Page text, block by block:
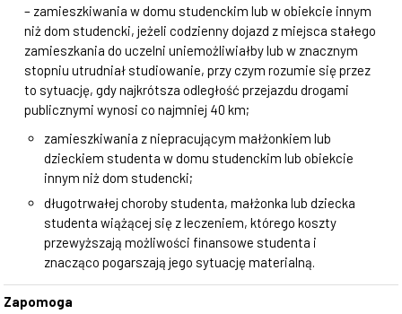
– zamieszkiwania w domu studenckim lub w obiekcie innym
niż dom studencki, jeżeli codzienny dojazd z miejsca stałego
zamieszkania do uczelni uniemożliwiałby lub w znacznym
stopniu utrudniał studiowanie, przy czym rozumie się przez
to sytuację, gdy najkrótsza odległość przejazdu drogami
publicznymi wynosi co najmniej 40 km;
zamieszkiwania z niepracującym małżonkiem lub
dzieckiem studenta w domu studenckim lub obiekcie
innym niż dom studencki;
długotrwałej choroby studenta, małżonka lub dziecka
studenta wiążącej się z leczeniem, którego koszty
przewyższają możliwości finansowe studenta i
znacząco pogarszają jego sytuację materialną.
Zapomoga